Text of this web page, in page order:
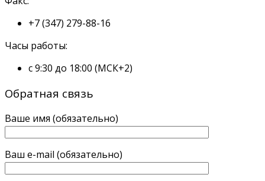
+7 (347) 279-88-16
Часы работы:
с 9:30 до 18:00 (МСК+2)
Обратная связь
Ваше имя (обязательно)
Ваш e-mail (обязательно)